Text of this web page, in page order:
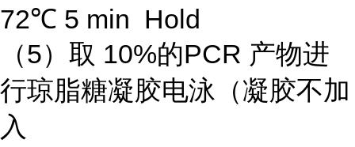
72℃ 5 min Hold
（5）取 10%的PCR 产物进
行琼脂糖凝胶电泳（凝胶不加
入